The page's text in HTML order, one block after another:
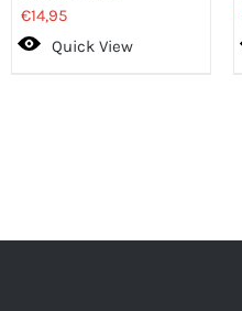
€14,95
Quick View